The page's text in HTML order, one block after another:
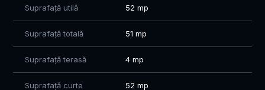
Suprafață utilă 52 mp
Suprafață totală 51 mp
Suprafață terasă 4 mp
Suprafață curte 52 mp